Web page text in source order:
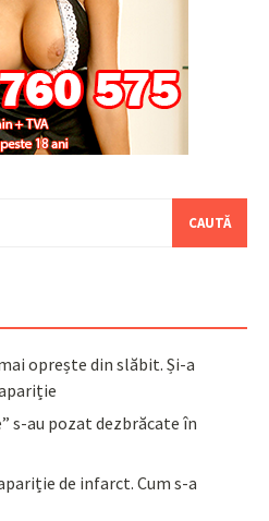
oprește din slăbit. Și-a
s-au pozat dezbrăcate în
de infarct. Cum s-a